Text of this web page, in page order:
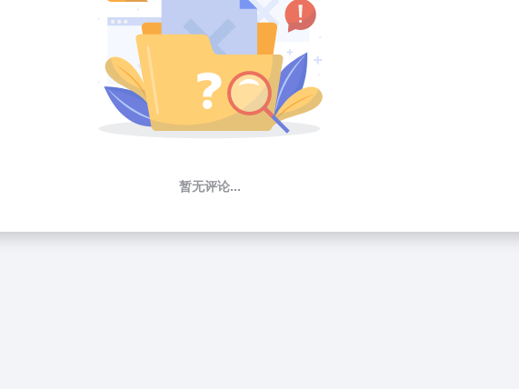
暂无评论...